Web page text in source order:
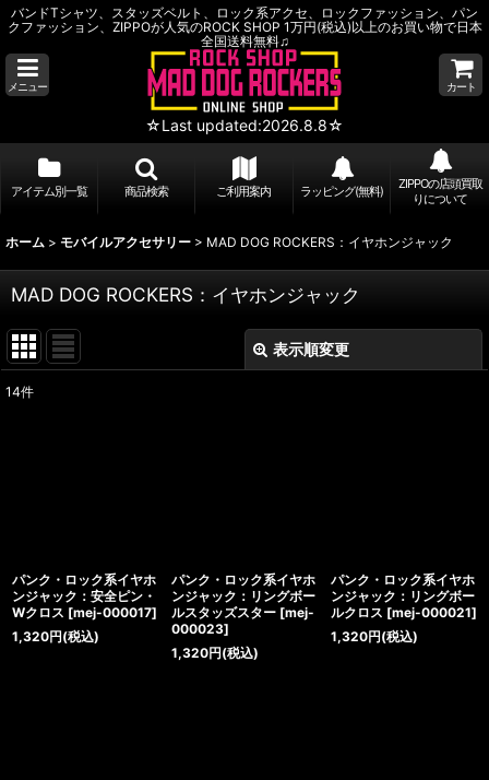
バンドTシャツ、スタッズベルト、ロック系アクセ、ロックファッション、パン
クファッション、ZIPPOが人気のROCK SHOP 1万円(税込)以上のお買い物で日本
全国送料無料♫
メニュー
☆Last updated:2026.8.8☆
カート
アイテム別一覧 商品検索 ご利用案内 ラッピング(無料)
ZIPPOの店頭買取
りについて
ホーム > モバイルアクセサリー > MAD DOG ROCKERS：イヤホンジャック
MAD DOG ROCKERS：イヤホンジャック
表示順変更
14件
パンク・ロック系イヤホ
ンジャック：安全ピン・
Wクロス [mej-000017]
1,320円(税込)
パンク・ロック系イヤホ
ンジャック：リングボー
ルスタッズスター [mej-
000023]
1,320円(税込)
パンク・ロック系イヤホ
ンジャック：リングボー
ルクロス [mej-000021]
1,320円(税込)